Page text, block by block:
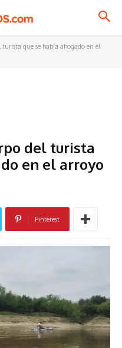
que se había ahogado en el
del turista
en el arroyo
Pinterest